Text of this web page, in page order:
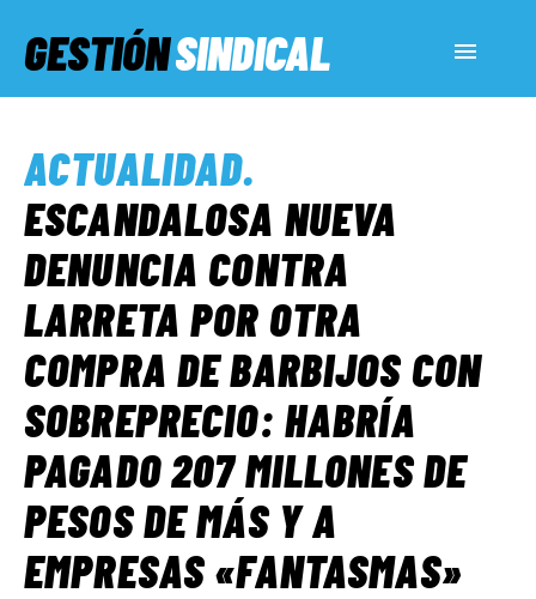
GESTIÓNSINDICAL
SERVICIOS SOCIALES
INFORMES ESPECIALES
FUERA DE MEGÁFONO
EL LADO «G»
ACTUALIDAD.
ESCANDALOSA NUEVA
DENUNCIA CONTRA
LARRETA POR OTRA
COMPRA DE BARBIJOS CON
SOBREPRECIO: HABRÍA
PAGADO 207 MILLONES DE
PESOS DE MÁS Y A
EMPRESAS «FANTASMAS»